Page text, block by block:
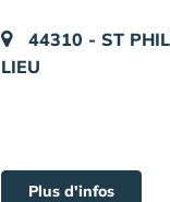
44310 - ST
LIEU
Plus d'infos